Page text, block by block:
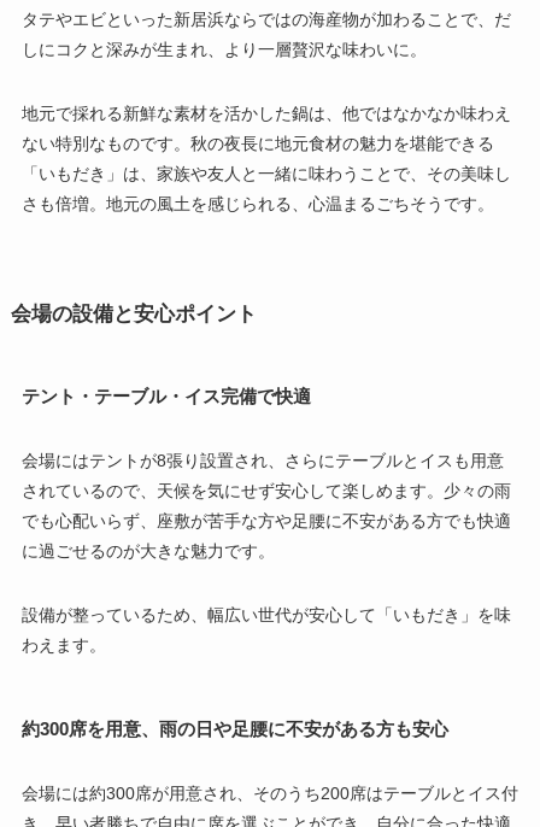
タテやエビといった新居浜ならではの海産物が加わることで、だ
しにコクと深みが生まれ、より一層贅沢な味わいに。
地元で採れる新鮮な素材を活かした鍋は、他ではなかなか味わえ
ない特別なものです。秋の夜長に地元食材の魅力を堪能できる
「いもだき」は、家族や友人と一緒に味わうことで、その美味し
さも倍増。地元の風土を感じられる、心温まるごちそうです。
会場の設備と安心ポイント
テント・テーブル・イス完備で快適
会場にはテントが8張り設置され、さらにテーブルとイスも用意
されているので、天候を気にせず安心して楽しめます。少々の雨
でも心配いらず、座敷が苦手な方や足腰に不安がある方でも快適
に過ごせるのが大きな魅力です。
設備が整っているため、幅広い世代が安心して「いもだき」を味
わえます。
約300席を用意、雨の日や足腰に不安がある方も安心
会場には約300席が用意され、そのうち200席はテーブルとイス付